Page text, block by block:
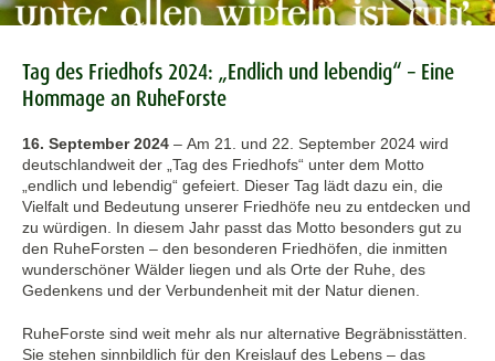
Tag des Friedhofs 2024: „Endlich und lebendig“ – Eine
Hommage an RuheForste
16. September 2024 – Am 21. und 22. September 2024 wird
deutschlandweit der „Tag des Friedhofs“ unter dem Motto
„endlich und lebendig“ gefeiert. Dieser Tag lädt dazu ein, die
Vielfalt und Bedeutung unserer Friedhöfe neu zu entdecken und
zu würdigen. In diesem Jahr passt das Motto besonders gut zu
den RuheForsten – den besonderen Friedhöfen, die inmitten
wunderschöner Wälder liegen und als Orte der Ruhe, des
Gedenkens und der Verbundenheit mit der Natur dienen.
RuheForste sind weit mehr als nur alternative Begräbnisstätten.
Sie stehen sinnbildlich für den Kreislauf des Lebens – das